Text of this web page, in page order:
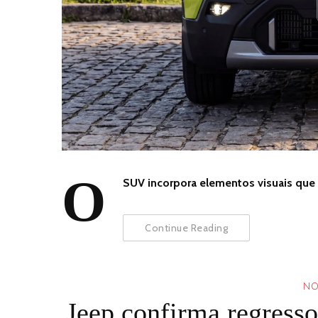
O SUV incorpora elementos visuais
Continue Reading